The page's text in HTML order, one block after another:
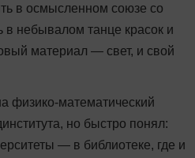
в осмысленном союзе со
в небывалом танце красок и
материал — свет, и свой
физико-математический
но быстро понял:
— в библиотеке, где и